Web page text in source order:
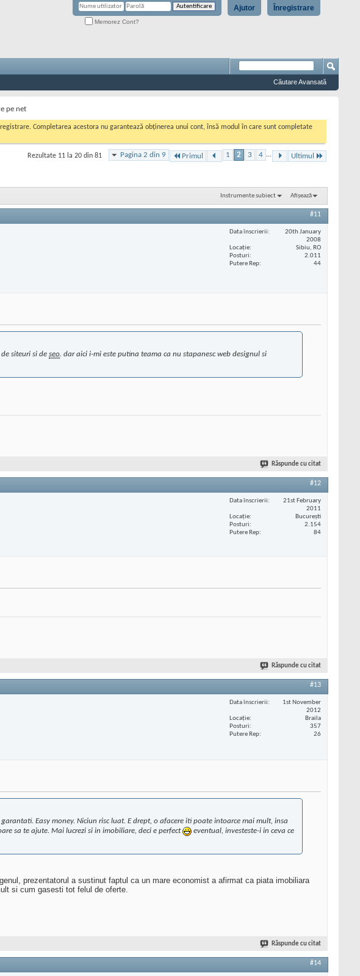
Înregistrare
Ajutor
Memorez Cont?
Căutare Avansată
pe net
Completarea acestora nu garantează obținerea unui cont, însă modul în care sunt completate
Pagina 2 din 9 Primul 1 2 3 4 ... Ultimul
Rezultate 11 la 20 din 81
Instrumente subiect Afișează
#11
Data înscrierii
20th January
2008
Locaţie
Sibiu, RO
Posturi
2.011
Putere Rep
44
siteuri si de seo. dar aici i-mi este putina teama ca nu stapanesc web designul si
Răspunde cu citat
#12
Data înscrierii
21st February
2011
Locaţie
București
Posturi
2.154
Putere Rep
84
Răspunde cu citat
#13
Data înscrierii
1st November
2012
Locaţie
Braila
Posturi
357
Putere Rep
26
Easy money. Niciun risc luat. E drept, o afacere iti poate intoarce mai mult, insa
sa te ajute. Mai lucrezi si in imobiliare, deci e perfect
eventual, investeste-i in ceva ce
prezentatorul a sustinut faptul ca un mare economist a afirmat ca piata imobiliara
si cum gasesti tot felul de oferte.
Răspunde cu citat
#14